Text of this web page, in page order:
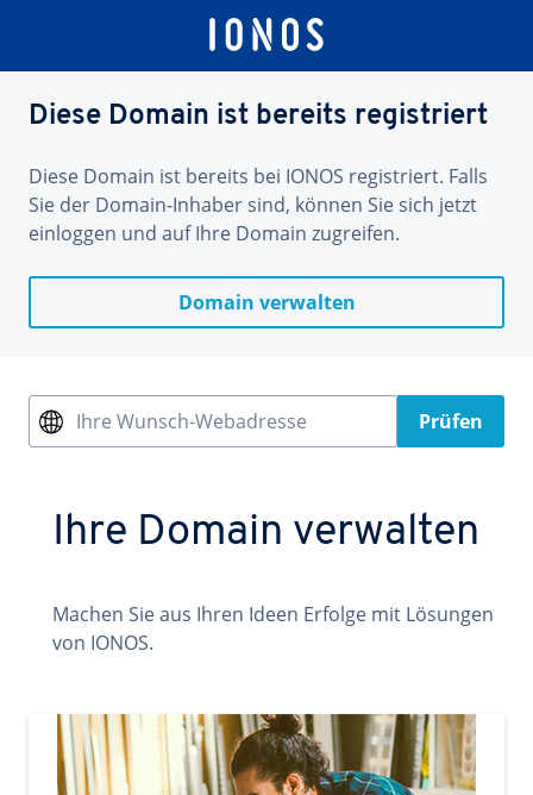
Diese Domain ist bereits registriert
Diese Domain ist bereits bei IONOS registriert. Falls
Sie der Domain-Inhaber sind, können Sie sich jetzt
einloggen und auf Ihre Domain zugreifen.
Domain verwalten
Ihre Wunsch-Webadresse Prüfen
Ihre Domain verwalten
Machen Sie aus Ihren Ideen Erfolge mit Lösungen
von IONOS.